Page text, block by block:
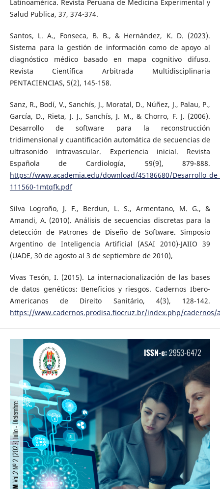
Latinoamérica. Revista Peruana de Medicina Experimental y
Salud Publica, 37, 374-374.
Santos, L. A., Fonseca, B. B., & Hernández, K. D. (2023).
Sistema para la gestión de información como de apoyo al
diagnóstico médico basado en mapa cognitivo difuso.
Revista Científica Arbitrada Multidisciplinaria
PENTACIENCIAS, 5(2), 145-158.
Sanz, R., Bodí, V., Sanchís, J., Moratal, D., Núñez, J., Palau, P.,
García, D., Rieta, J. J., Sanchís, J. M., & Chorro, F. J. (2006).
Desarrollo de software para la reconstrucción
tridimensional y cuantificación automática de secuencias de
ultrasonido intravascular. Experiencia inicial. Revista
Española de Cardiología, 59(9), 879-888.
https://www.academia.edu/download/45186680/
111560-1mtqfk.pdf
Silva Logroño, J. F., Berdun, L. S., Armentano, M. G., &
Amandi, A. (2010). Análisis de secuencias discretas para la
detección de Patrones de Diseño de Software. Simposio
Argentino de Inteligencia Artificial (ASAI 2010)-JAIIO 39
(UADE, 30 de agosto al 3 de septiembre de 2010),
Vivas Tesón, I. (2015). La internacionalización de las bases
de datos genéticos: Beneficios y riesgos. Cadernos Ibero-
Americanos de Direito Sanitário, 4(3), 128-142.
https://www.cadernos.prodisa.fiocruz.br/index.php/